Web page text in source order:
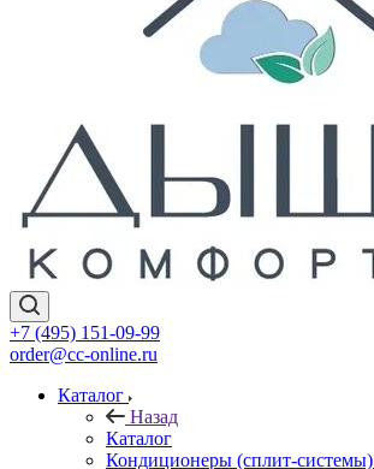
+7 (495) 151-09-99
order@cc-online.ru
Каталог
Назад
Каталог
Кондиционеры (сплит-системы)